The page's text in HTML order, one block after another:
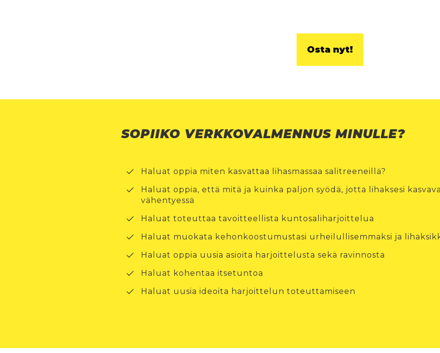
Osta nyt!
SOPIIKO VERKKOVALMENNUS MINULLE?
Haluat oppia miten kasvattaa lihasmassaa salitreeneillä?
Haluat oppia, että mitä ja kuinka paljon syödä, jotta lihaksesi
vähentyessä
Haluat toteuttaa tavoitteellista kuntosaliharjoittelua
Haluat muokata kehonkoostumustasi urheilullisemmaksi ja
Haluat oppia uusia asioita harjoittelusta sekä ravinnosta
Haluat kohentaa itsetuntoa
Haluat uusia ideoita harjoittelun toteuttamiseen